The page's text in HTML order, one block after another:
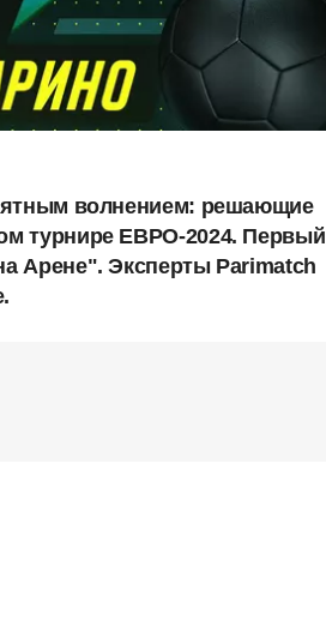
волнением: решающие
турнире ЕВРО-2024. Первый
Арене". Эксперты Parimatch